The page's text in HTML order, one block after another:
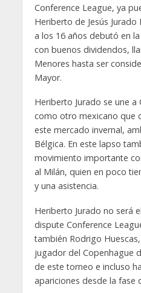
Conference League, ya
Heriberto de Jesús
a los 16 años debutó en
con buenos dividendos,
Menores hasta ser
Mayor.
Heriberto Jurado se une a
como otro mexicano que
este mercado invernal,
Bélgica. En este lapso
movimiento importante
al Milán, quien en poco
y una asistencia.
Heriberto Jurado no será
dispute Conference
también Rodrigo
jugador del Copenhague
de este torneo e incluso
apariciones desde la fase